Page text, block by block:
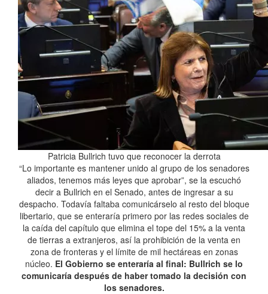
Patricia Bullrich tuvo que reconocer la derrota
“Lo importante es mantener unido al grupo de los senadores
aliados, tenemos más leyes que aprobar”, se la escuchó
decir a Bullrich en el Senado, antes de ingresar a su
despacho. Todavía faltaba comunicárselo al resto del bloque
libertario, que se enteraría primero por las redes sociales de
la caída del capítulo que elimina el tope del 15% a la venta
de tierras a extranjeros, así la prohibición de la venta en
zona de fronteras y el límite de mil hectáreas en zonas
núcleo. El Gobierno se enteraría al final: Bullrich se lo
comunicaría después de haber tomado la decisión con
los senadores.